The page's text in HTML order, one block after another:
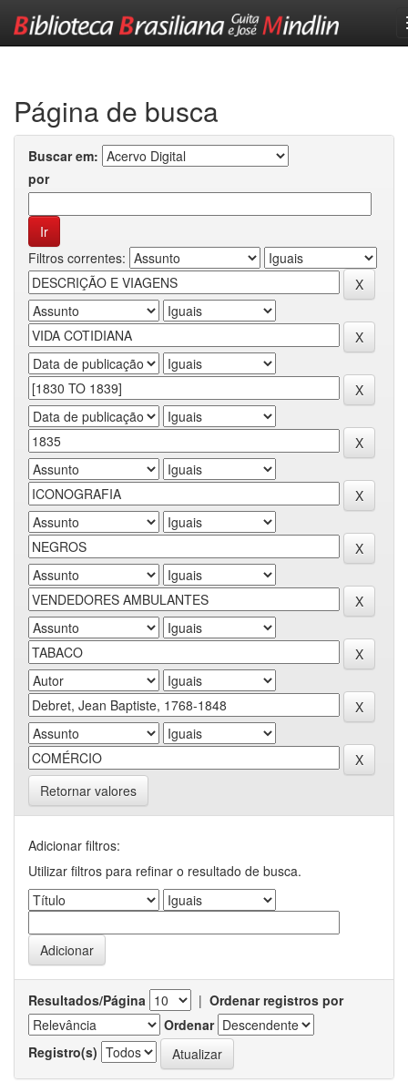
Página de busca
Buscar em:
por
Filtros correntes:
Retornar valores
Adicionar filtros:
Utilizar filtros para refinar o resultado de busca.
Resultados/Página | Ordenar registros por
Ordenar
Registro(s)